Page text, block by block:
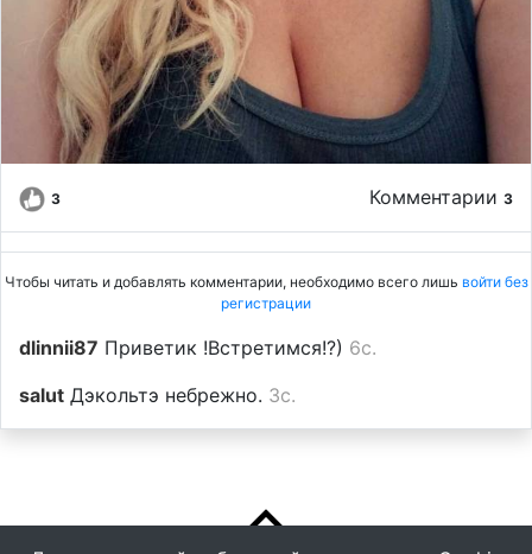
3 Комментарии 3
Чтобы читать и добавлять комментарии, необходимо всего лишь войти без
регистрации
dlinnii87 Приветик !Встретимся!?) 6с.
salut Дэкольтэ небрежно. 3с.